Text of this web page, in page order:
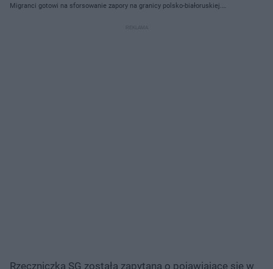
Migranci gotowi na sforsowanie zapory na granicy polsko-białoruskiej.
Rzeczniczka SG została zapytana o pojawiające się w